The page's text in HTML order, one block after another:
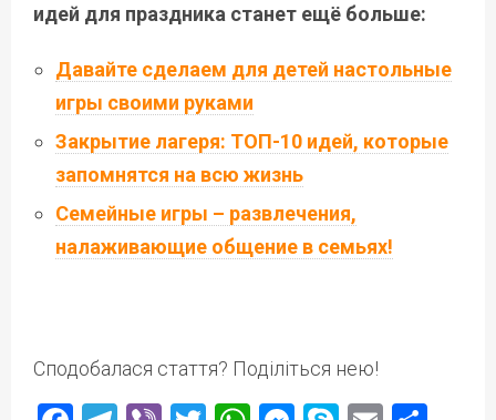
идей для праздника станет ещё больше:
Давайте сделаем для детей настольные
игры своими руками
Закрытие лагеря: ТОП-10 идей, которые
запомнятся на всю жизнь
Семейные игры – развлечения,
налаживающие общение в семьях!
Сподобалася стаття? Поділіться нею!